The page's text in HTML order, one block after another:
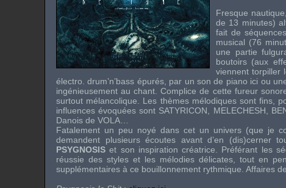
Fresque
de 13 minutes)
fait de
musical (76
une partie
boutoirs (aux
viennent torpiller
électro. drum’n’bass épurés, par un son de piano ici ou
ingénieusement au chant. Complice de cette fureur
surtout mélancolique. Les thèmes mélodiques sont fins,
influences évoquées sont SATYRICON MELECHESH
Danois de VOLA
Fatalement un peu noyé dans cet un univers (que je
demandent plusieurs écoutes avant d’en (dis)cerner
PSYGNOSISet son inspiration créatrice. Préférant les
réussie des styles et les mélodies délicates, tout en
supplémentaires à ce bouillonnement rythmique. Affaires